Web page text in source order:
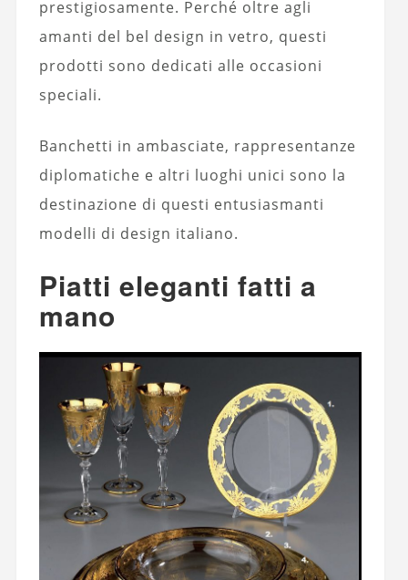
prestigiosamente. Perché oltre agli
amanti del bel design in vetro, questi
prodotti sono dedicati alle occasioni
speciali.
Banchetti in ambasciate, rappresentanze
diplomatiche e altri luoghi unici sono la
destinazione di questi entusiasmanti
modelli di design italiano.
Piatti eleganti fatti a
mano